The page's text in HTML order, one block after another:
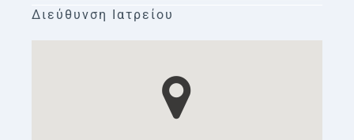
Διεύθυνση Ιατρείου